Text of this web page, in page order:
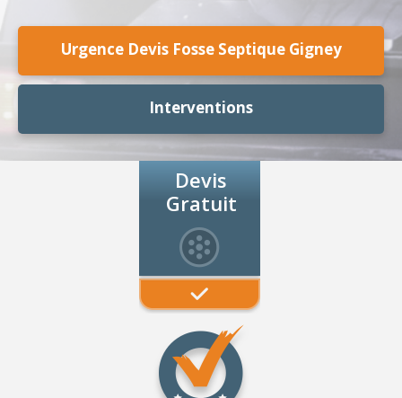
Urgence Devis Fosse Septique Gigney
Interventions
Devis
Gratuit